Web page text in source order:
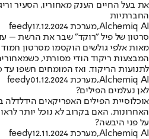
את בעל החיים הענק מאחוריו, הסעיר
החברתיות
Alchemiq AI
,מערכת feedy17.12.2024
סרטון של פיל "רוקד" שבר את הרשת
מאות אלפי גולשים הוקסמו מסרטון
המבצעות ריקוד הודי מסורתי,
לתנועות הריקוד. ואז המומחים חשפו עד
Alchemiq AI
,מערכת feedy01.12.2024
לאן נעלמים הפילים?
האחרונות. האם בקרוב לא נוכל יותר
על פני היבשה?
Alchemiq AI
,מערכת feedy12.11.2024